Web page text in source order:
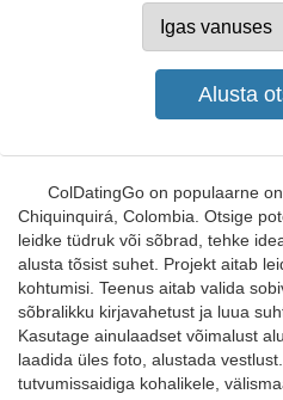
ColDatingGo on populaarne
Chiquinquirá, Colombia. Otsige
leidke tüdruk või sõbrad, tehke
alusta tõsist suhet. Projekt aitab
kohtumisi. Teenus aitab valida
sõbralikku kirjavahetust ja luua
Kasutage ainulaadset võimalust
laadida üles foto, alustada
tutvumissaidiga kohalikele,